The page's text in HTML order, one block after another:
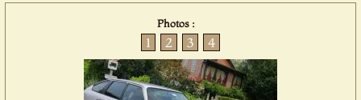
Photos :
1 2 3 4